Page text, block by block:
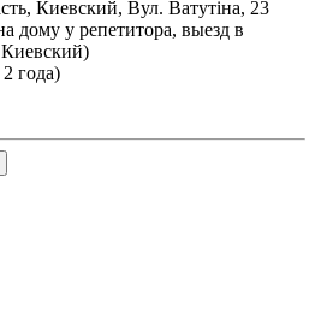
Киевский, Вул. Ватутіна, 23
дому у репетитора, выезд в
Киевский)
года)